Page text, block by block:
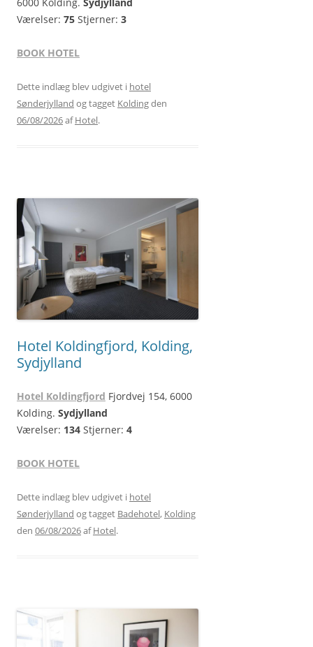
Værelser: 75 Stjerner: 3
BOOK HOTEL
Dette indlæg blev udgivet i hotel
Sønderjylland og tagget Koldingden
06/08/2026afHotel.
Hotel Koldingfjord, Kolding,
Sydjylland
Hotel Koldingfjord Fjordvej 154, 6000
Kolding. Sydjylland
Værelser: 134 Stjerner: 4
BOOK HOTEL
Dette indlæg blev udgivet i hotel
Sønderjylland og tagget Badehotel, Kolding
den 06/08/2026afHotel.